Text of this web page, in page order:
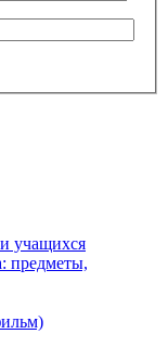
учащихся
предметы,